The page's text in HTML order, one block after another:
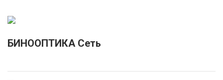
БИНООПТИКА Сеть